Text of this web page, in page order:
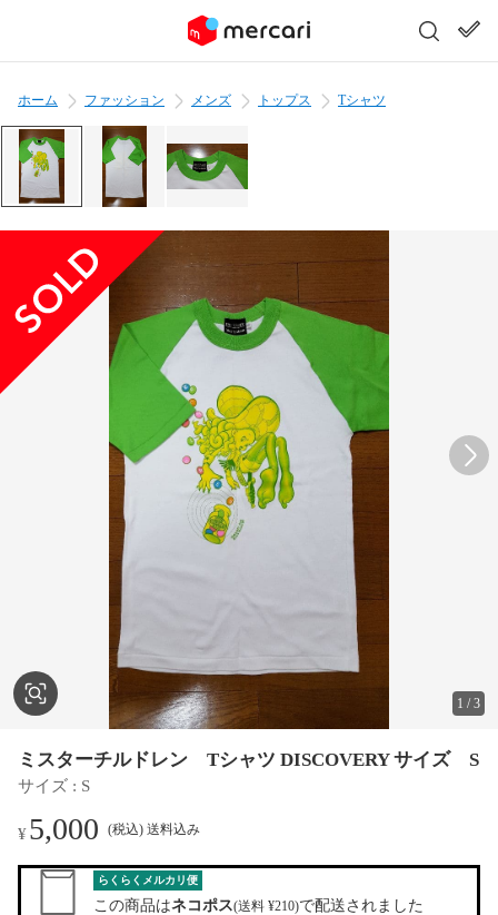
ホーム ファッション メンズ トップス Tシャツ
1 /3
ミスターチルドレン Tシャツ DISCOVERY サイズ S
サイズ : S
¥5,000 (税込) 送料込み
らくらくメルカリ便
この商品はネコポス(送料 ¥210)で配送されました